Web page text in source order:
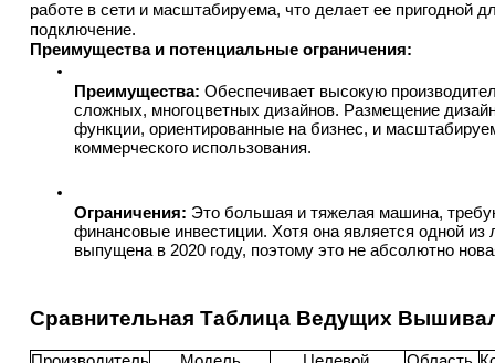
работе в сети и масштабируема, что делает ее пригодной
подключение.
Преимущества и потенциальные ограничения:
Преимущества: Обеспечивает высокую
сложных, многоцветных дизайнов. Размещение
функции, ориентированные на бизнес, и
коммерческого использования.
Ограничения: Это большая и тяжелая машина,
финансовые инвестиции. Хотя она является одной
выпущена в 2020 году, поэтому это не абсолютно
Сравнительная Таблица Ведущих